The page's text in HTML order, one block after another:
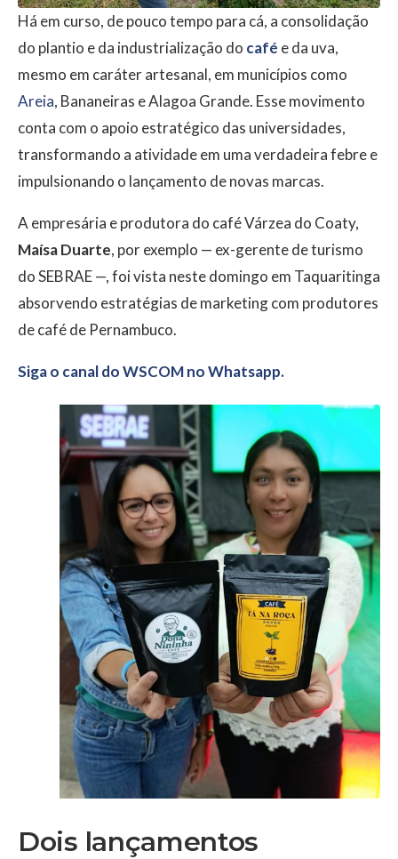
Há em curso, de pouco tempo para cá, a consolidação
do plantio e da industrialização do café e da uva,
mesmo em caráter artesanal, em municípios como
Areia, Bananeiras e Alagoa Grande. Esse movimento
conta com o apoio estratégico das universidades,
transformando a atividade em uma verdadeira febre e
impulsionando o lançamento de novas marcas.
A empresária e produtora do café Várzea do Coaty,
Maísa Duarte, por exemplo — ex-gerente de turismo
do SEBRAE —, foi vista neste domingo em Taquaritinga
absorvendo estratégias de marketing com produtores
de café de Pernambuco.
Siga o canal do WSCOM no Whatsapp.
Dois lançamentos